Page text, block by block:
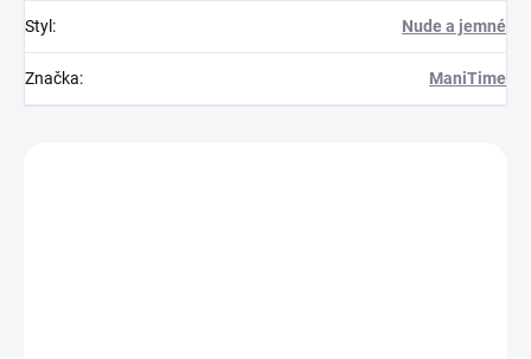
Styl : Nude a jemné
Značka: ManiTime